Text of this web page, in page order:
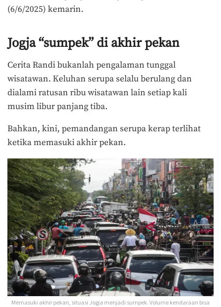
(6/6/2025) kemarin.
Jogja “sumpek” di akhir pekan
Cerita Randi bukanlah pengalaman tunggal
wisatawan. Keluhan serupa selalu berulang dan
dialami ratusan ribu wisatawan lain setiap kali
musim libur panjang tiba.
Bahkan, kini, pemandangan serupa kerap terlihat
ketika memasuki akhir pekan.
Memasuki akhir pekan, situasi Jogja menjadi sumpek. Volume kendaraan bisa